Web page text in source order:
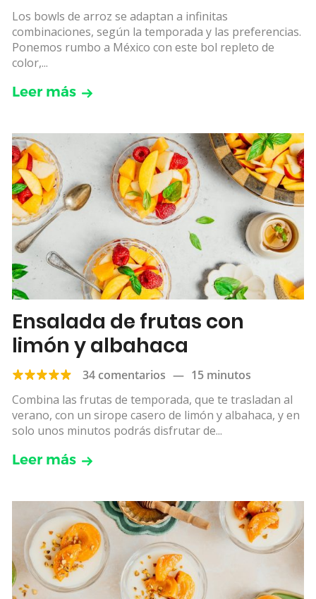
Los bowls de arroz se adaptan a infinitas
combinaciones, según la temporada y las preferencias.
Ponemos rumbo a México con este bol repleto de
color,...
Leer más
Ensalada de frutas con
limón y albahaca
34 comentarios — 15 minutos
Combina las frutas de temporada, que te trasladan al
verano, con un sirope casero de limón y albahaca, y en
solo unos minutos podrás disfrutar de...
Leer más